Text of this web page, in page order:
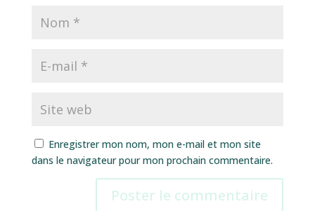
Enregistrer mon nom, mon e-mail et mon site
dans le navigateur pour mon prochain commentaire.